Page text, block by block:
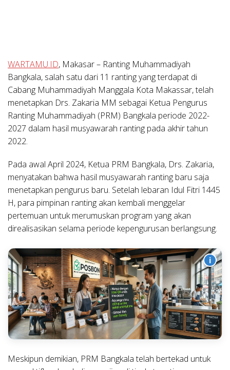
WARTAMU.ID, Makasar – Ranting Muhammadiyah
Bangkala, salah satu dari 11 ranting yang terdapat di
Cabang Muhammadiyah Manggala Kota Makassar, telah
menetapkan Drs. Zakaria MM sebagai Ketua Pengurus
Ranting Muhammadiyah (PRM) Bangkala periode 2022-
2027 dalam hasil musyawarah ranting pada akhir tahun
2022.
Pada awal April 2024, Ketua PRM Bangkala, Drs. Zakaria,
menyatakan bahwa hasil musyawarah ranting baru saja
menetapkan pengurus baru. Setelah lebaran Idul Fitri 1445
H, para pimpinan ranting akan kembali menggelar
pertemuan untuk merumuskan program yang akan
direalisasikan selama periode kepengurusan berlangsung.
i
Meskipun demikian, PRM Bangkala telah bertekad untuk